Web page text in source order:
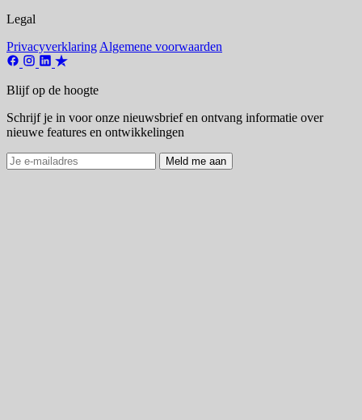
Legal
Privacyverklaring Algemene voorwaarden
Blijf op de hoogte
Schrijf je in voor onze nieuwsbrief en ontvang informatie over
nieuwe features en ontwikkelingen
Meld me aan